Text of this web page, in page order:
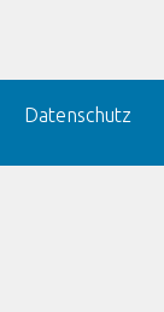
Datenschutz